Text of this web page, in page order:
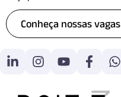
Conheça nossas vagas